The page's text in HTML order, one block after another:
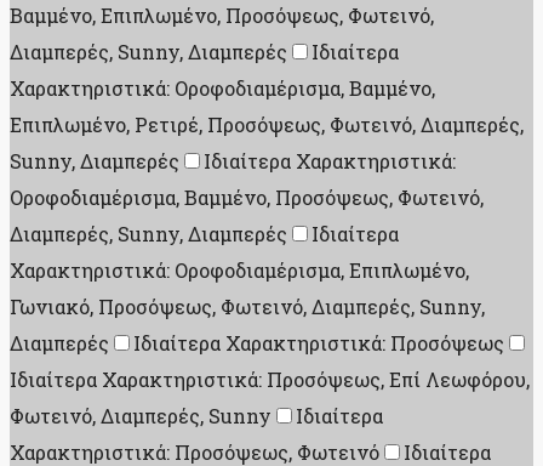
Βαμμένο, Επιπλωμένο, Προσόψεως, Φωτεινό,
Διαμπερές, Sunny, Διαμπερές
Ιδιαίτερα
Χαρακτηριστικά: Οροφοδιαμέρισμα, Βαμμένο,
Επιπλωμένο, Ρετιρέ, Προσόψεως, Φωτεινό, Διαμπερές,
Sunny, Διαμπερές
Ιδιαίτερα Χαρακτηριστικά:
Οροφοδιαμέρισμα, Βαμμένο, Προσόψεως, Φωτεινό,
Διαμπερές, Sunny, Διαμπερές
Ιδιαίτερα
Χαρακτηριστικά: Οροφοδιαμέρισμα, Επιπλωμένο,
Γωνιακό, Προσόψεως, Φωτεινό, Διαμπερές, Sunny,
Διαμπερές
Ιδιαίτερα Χαρακτηριστικά: Προσόψεως
Ιδιαίτερα Χαρακτηριστικά: Προσόψεως, Επί Λεωφόρου,
Φωτεινό, Διαμπερές, Sunny
Ιδιαίτερα
Χαρακτηριστικά: Προσόψεως, Φωτεινό
Ιδιαίτερα